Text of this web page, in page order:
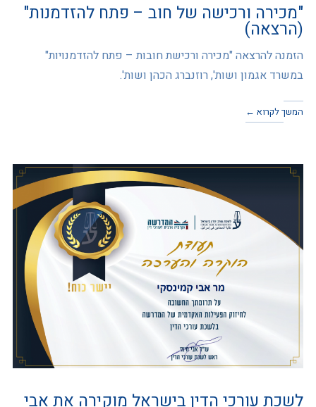
"מכירה ורכישה של חוב – פתח להזדמנות"
(הרצאה)
הזמנה להרצאה "מכירה ורכישת חובות – פתח להזדמנויות"
במשרד אגמון ושות', רוזנברג הכהן ושות'.
המשך לקרוא ←
לשכת עורכי הדין בישראל מוקירה את אבי